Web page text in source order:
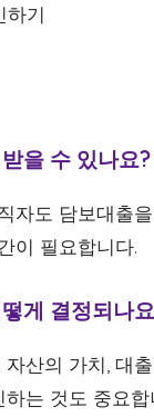
하기
을 수 있나요?
자도 담보대출
이 필요합니다.
게 결정되나
산의 가치, 대
는 것도 중요합